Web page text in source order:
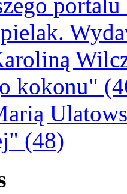
kokonu"
(48)